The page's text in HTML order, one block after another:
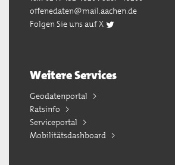
offenedaten@mail.aachen.de
Folgen Sie uns auf X
Weitere Services
Geodatenportal
Ratsinfo
Serviceportal
Mobilitätsdashboard